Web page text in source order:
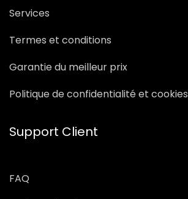
Services
Termes et conditions
Garantie du meilleur prix
Politique de confidentialité et cookies
Support Client
FAQ